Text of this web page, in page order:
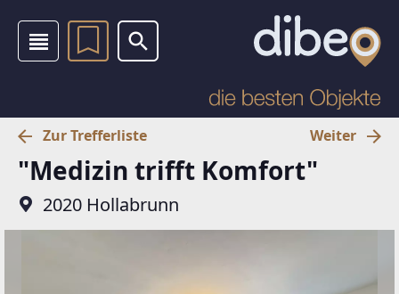
Zur Trefferliste Weiter
"Medizin trifft Komfort"
2020 Hollabrunn